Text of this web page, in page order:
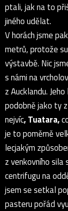
ptali, jak na to
jiného udělat.
V horách jsme
metrů, protože
výstavbě. Nic
s námi na
z Aucklandu.
podobně jako ty
nejvíc, Tuatara,
je to poměrně
lecjakým
z venkovního sila
centrifugu na
jsem se setkal
pasteru pořád